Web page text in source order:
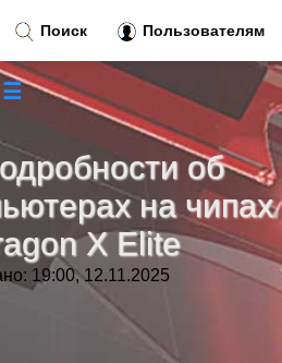
об
на чипах
X Elite
19:00, 12.11.2025
Поиск Пользователям
☰